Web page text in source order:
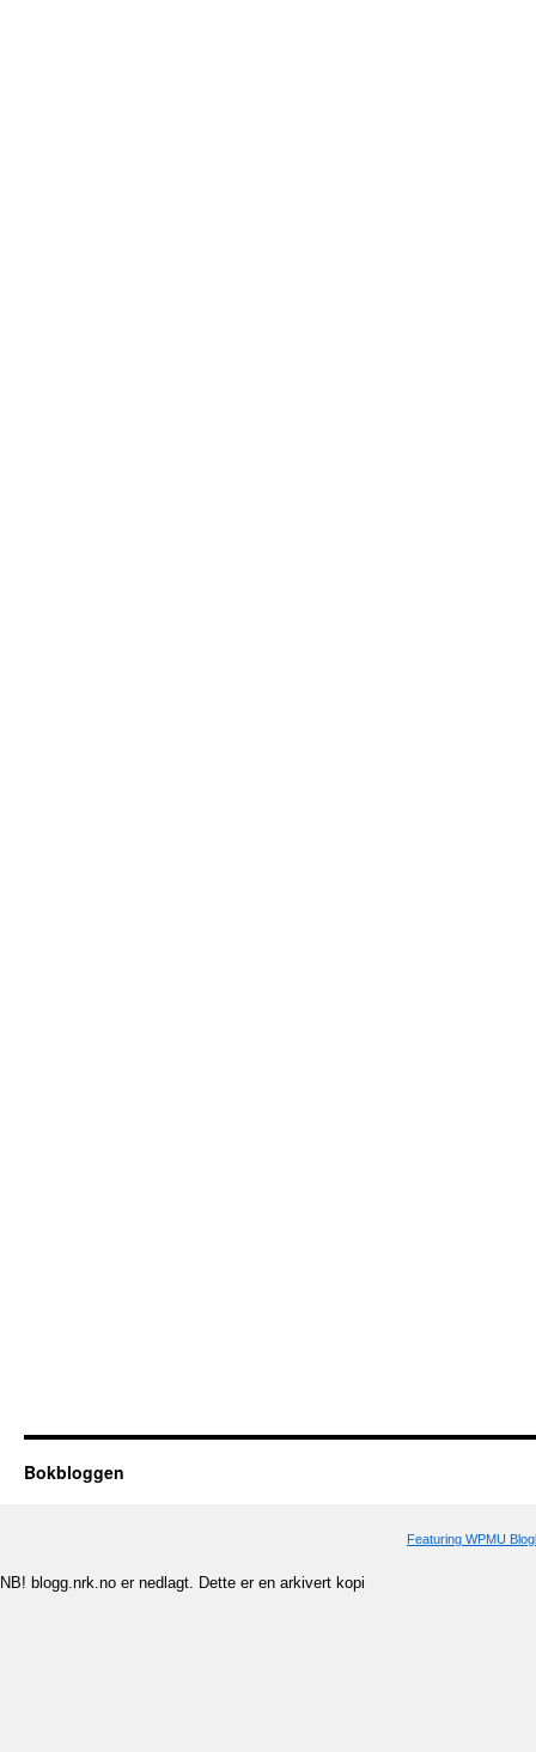
Bokbloggen
Featuring WPMU
NB! blogg.nrk.no er nedlagt. Dette er en arkivert kopi